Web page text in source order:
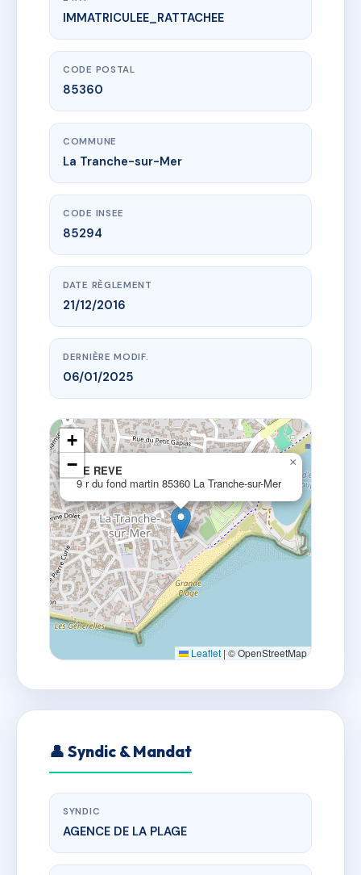
www.vme.plus/AF5428941
LE REVE
9 r du fond martin85360 La Tranche-sur-Mer
IMMATRICULEE_RATTACHEE
CODE POSTAL
85360
COMMUNE
La Tranche-sur-Mer
CODE INSEE
85294
DATE RÈGLEMENT
21/12/2016
DERNIÈRE MODIF.
06/01/2025
LE REVE
9 r du fond martin 85360 La Tranche-sur-Mer
×
+
−
Leaflet | © OpenStreetMap
👤 Syndic & Mandat
SYNDIC
AGENCE DE LA PLAGE